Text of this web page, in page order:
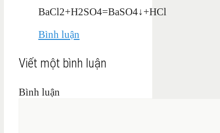
BaCl2+H2SO4=BaSO4↓+HCl
Bình luận
Viết một bình luận
Bình luận